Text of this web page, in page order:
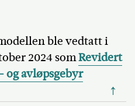
ble vedtatt i
2024 somRevidert
avløpsgebyr
↑